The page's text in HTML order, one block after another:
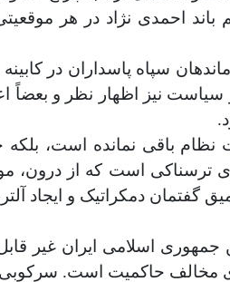
احمدی نژاد در هر
سپاه پاسداران در
در سیاست نیز اظهار نظر و
نظام باقی نمانده است،
ترسناکی است که از درون،
گفتمان دمکراتیک و ایجاد
جمهوری اسلامی ایران غیر
مخالف حاکمیت است. سرکوبی